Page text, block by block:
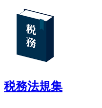
税務法規集